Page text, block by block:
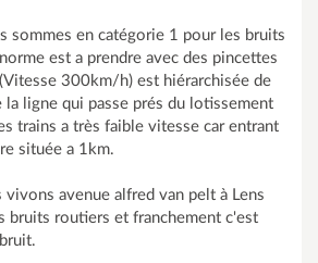
sommes en catégorie 1 pour les bruits
est a prendre avec des pincettes
300km/h) est hiérarchisée de
la ligne qui passe prés du lotissement
trains a très faible vitesse car entrant
située a 1km.
avenue alfred van pelt à Lens
bruits routiers et franchement c'est